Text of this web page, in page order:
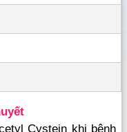
Cystein khi bệnh